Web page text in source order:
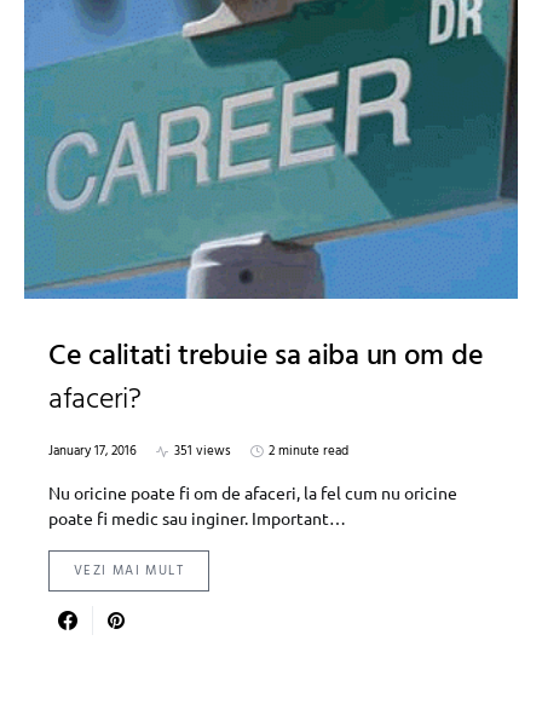
Ce calitati trebuie sa aiba un om de
afaceri?
January 17, 2016 351 views
2 minute read
Nu oricine poate fi om de afaceri, la fel cum nu oricine
poate fi medic sau inginer. Important…
VEZI MAI MULT